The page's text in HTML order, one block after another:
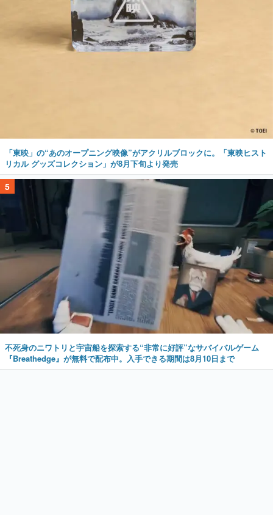
「東映」の“あのオープニング映像”がアクリルブロックに。「東映ヒスト
リカル グッズコレクション」が8月下旬より発売
5
不死身のニワトリと宇宙船を探索する“非常に好評”なサバイバルゲーム
『Breathedge』が無料で配布中。入手できる期間は8月10日まで